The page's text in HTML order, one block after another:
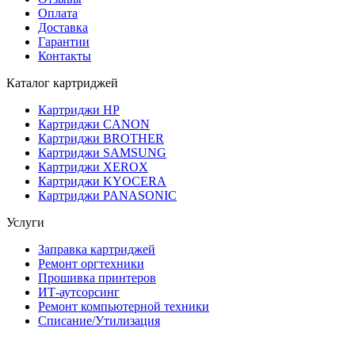
Оплата
Доставка
Гарантии
Контакты
Каталог картриджей
Картриджи HP
Картриджи CANON
Картриджи BROTHER
Картриджи SAMSUNG
Картриджи XEROX
Картриджи KYOCERA
Картриджи PANASONIC
Услуги
Заправка картриджей
Ремонт оргтехники
Прошивка принтеров
ИТ-аутсорсинг
Ремонт компьютерной техники
Списание/Утилизация